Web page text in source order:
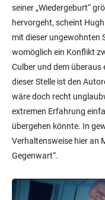
seiner „Wiedergeburt“
hervorgeht, scheint
mit dieser ungewohnten
womöglich ein Konflikt
Culber und dem
dieser Stelle ist den
wäre doch recht
extremen Erfahrung
übergehen könnte. In
Verhaltensweise hier an
Gegenwart“.